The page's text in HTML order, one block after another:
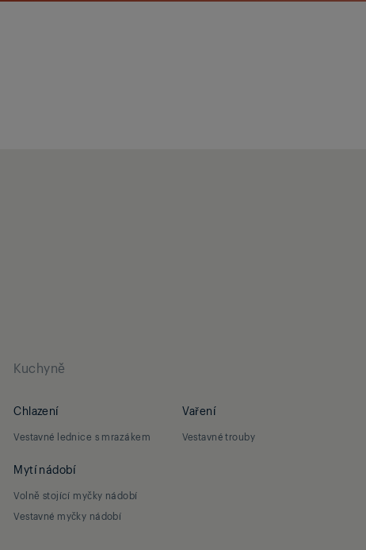
Kuchyně
Chlazení
Vestavné lednice s mrazákem
Vaření
Vestavné trouby
Mytí nádobí
Volně stojící myčky nádobí
Vestavné myčky nádobí